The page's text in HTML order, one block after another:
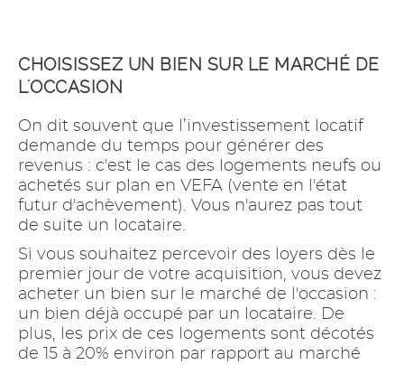
CHOISISSEZ UN BIEN SUR LE MARCHÉ DE
L'OCCASION
On dit souvent que l’investissement locatif
demande du temps pour générer des
revenus : c'est le cas des logements neufs ou
achetés sur plan en VEFA (vente en l'état
futur d'achèvement). Vous n'aurez pas tout
de suite un locataire.
Si vous souhaitez percevoir des loyers dès le
premier jour de votre acquisition, vous devez
acheter un bien sur le marché de l'occasion :
un bien déjà occupé par un locataire. De
plus, les prix de ces logements sont décotés
de 15 à 20% environ par rapport au marché